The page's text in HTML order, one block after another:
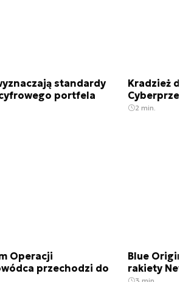
standardy
portfela
Kradzież
2 min.
Operacji
przechodzi do
Blue
rakiety